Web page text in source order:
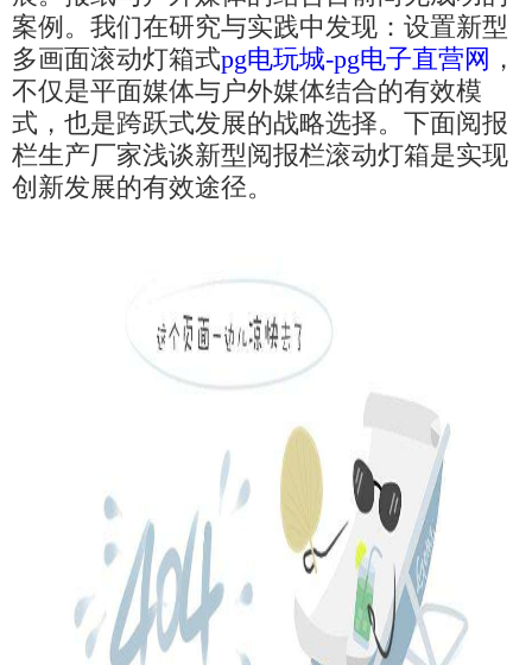
案例。我们在研究与实践中发现：设置新型
多画面滚动灯箱式pg电玩城-pg电子直营网 ，
不仅是平面媒体与户外媒体结合的有效模
式，也是跨跃式发展的战略选择。下面阅报
栏生产厂家浅谈新型阅报栏滚动灯箱是实现
创新发展的有效途径。